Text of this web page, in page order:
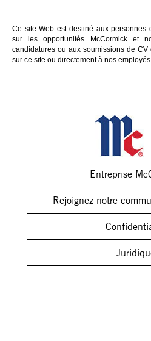
Ce site Web est destiné aux personnes
sur les opportunités McCormick et
candidatures ou aux soumissions de CV
sur ce site ou directement à nos
Entreprise
Rejoignez notre